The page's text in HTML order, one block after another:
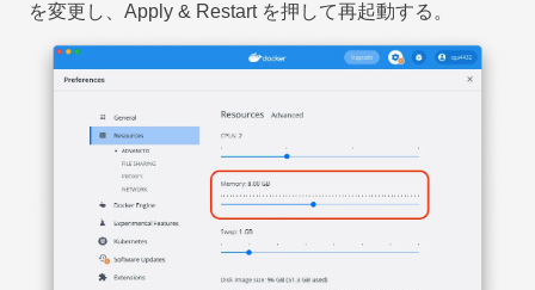
を変更し、Apply & Restart を押して再起動する。